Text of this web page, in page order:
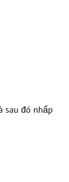
sau đó nhấp